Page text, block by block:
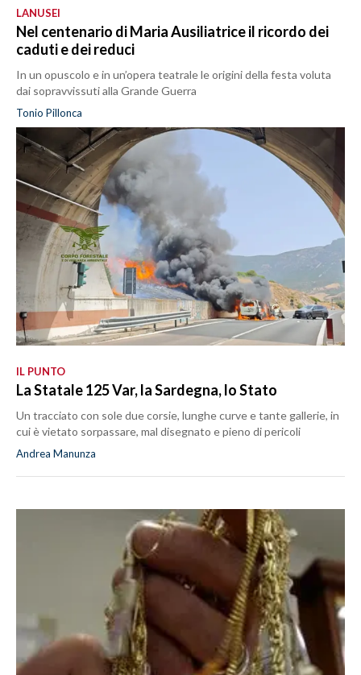
LANUSEI
Nel centenario di Maria Ausiliatrice il ricordo dei
caduti e dei reduci
In un opuscolo e in un’opera teatrale le origini della festa voluta
dai sopravvissuti alla Grande Guerra
Tonio Pillonca
IL PUNTO
La Statale 125 Var, la Sardegna, lo Stato
Un tracciato con sole due corsie, lunghe curve e tante gallerie, in
cui è vietato sorpassare, mal disegnato e pieno di pericoli
Andrea Manunza